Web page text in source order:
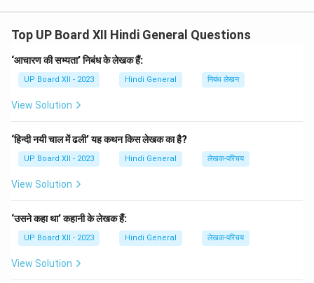
**'विकलांग श्रद्धा का दौर'**, और **'तट की खोज'** हैं। उनका व्यंग्य
लेखन समाज सुधार की प्रेरणा देता है।
Download Solution in PDF
Top UP Board XII Hindi General Questions
‘आचारण की सभ्यता’ निबंध के लेखक हैं:
UP Board XII - 2023 Hindi General निबंध लेखन
View Solution
‘हिन्दी नयी चाल में ढली’ यह कथन किस लेखक का है?
UP Board XII - 2023 Hindi General लेखक-परिचय
View Solution
‘उसने कहा था’ कहानी के लेखक हैं:
UP Board XII - 2023 Hindi General लेखक-परिचय
View Solution